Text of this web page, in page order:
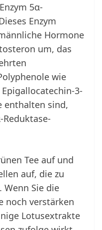
5α-
Enzym
Hormone
um, das
wie
3-
enthalten sind,
Tee auf und
auf, die zu
Wenn Sie die
noch verstärken
Lotusextrakte